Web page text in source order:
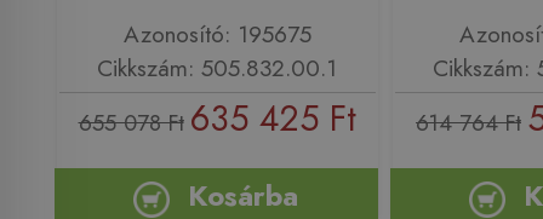
Azonosító: 195675
Cikkszám: 505.832.00.1
655 078 Ft 635 425 Ft
Kosárba
614 764 Ft